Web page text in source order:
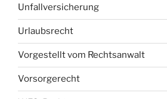
Unfallversicherung
Urlaubsrecht
Vorgestellt vom Rechtsanwalt
Vorsorgerecht